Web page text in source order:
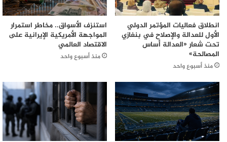
انطلاق فعاليات المؤتمر الدولي
الأول للعدالة والإصلاح في بنغازي
تحت شعار «العدالة أساس
المصالحة»
منذ أسبوع واحد
استنزف الأسواق.. مخاطر استمرار
المواجهة الأمريكية الإيرانية على
الاقتصاد العالمي
منذ أسبوع واحد